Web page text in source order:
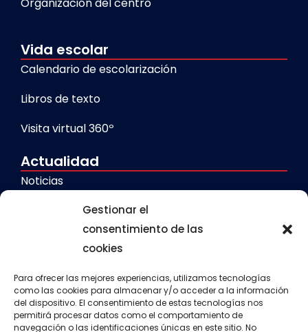
Gestionar el
consentimiento de las
cookies
Para ofrecer las mejores experiencias, utilizamos tecnologías
como las cookies para almacenar y/o acceder a la información
del dispositivo. El consentimiento de estas tecnologías nos
permitirá procesar datos como el comportamiento de
navegación o las identificaciones únicas en este sitio. No
Organización del centro
Vida escolar
Calendario de escolarización
Libros de texto
Visita virtual 360º
Actualidad
Noticias
Comedor escolar
Calendario escolar